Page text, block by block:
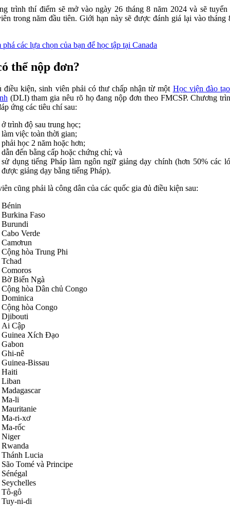
trình thí điểm sẽ mở vào ngày 26 tháng 8 năm 2024 và sẽ tuyển
trong năm đầu tiên. Giới hạn này sẽ được đánh giá lại vào tháng
phá các lựa chọn của bạn để học tập tại Canada
thể nộp đơn?
điều kiện, sinh viên phải có thư chấp nhận từ một Học viện đào
(DLI) tham gia nêu rõ họ đang nộp đơn theo FMCSP. Chương
ứng các tiêu chí sau:
ở trình độ sau trung học;
làm việc toàn thời gian;
phải học 2 năm hoặc hơn;
dẫn đến bằng cấp hoặc chứng chỉ; và
sử dụng tiếng Pháp làm ngôn ngữ giảng dạy chính (hơn 50% các
được giảng dạy bằng tiếng Pháp).
cũng phải là công dân của các quốc gia đủ điều kiện sau:
Bénin
Burkina Faso
Burundi
Cabo Verde
Camơrun
Cộng hòa Trung Phi
Tchad
Comoros
Bờ Biển Ngà
Cộng hòa Dân chủ Congo
Dominica
Cộng hòa Congo
Djibouti
Ai Cập
Guinea Xích Đạo
Gabon
Ghi-nê
Guinea-Bissau
Haiti
Liban
Madagascar
Ma-li
Mauritanie
Ma-ri-xơ
Ma-rốc
Niger
Rwanda
Thánh Lucia
São Tomé và Principe
Sénégal
Seychelles
Tô-gô
Tuy-ni-di